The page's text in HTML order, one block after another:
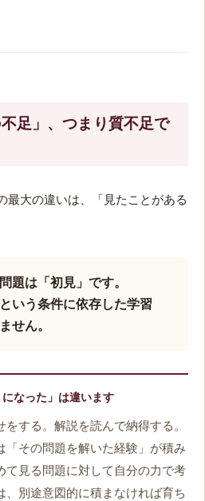
足」、つまり質不足で
最大の違いは、「見たことがある
題は「初見」です。
いう条件に依存した学習
せん。
になった」は違います
する。解説を読んで納得する。
「その問題を解いた経験」が積み
て見る問題に対して自分の力で考
、別途意図的に積まなければ育ち